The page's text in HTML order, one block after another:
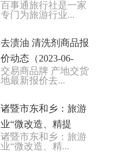
日报道
百事通旅行社是一家
专门为旅游行业...
去渍油 清洗剂商品报
价动态（2023-06-
15）
交易商品牌 产地交货
地最新报价去...
诸暨市东和乡：旅游
业“微改造、精提
升”一乡一品助共富-
诸暨市东和乡：旅游
业“微改造、精...